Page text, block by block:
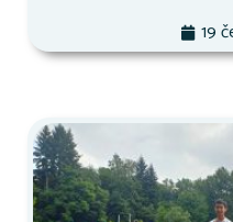
19